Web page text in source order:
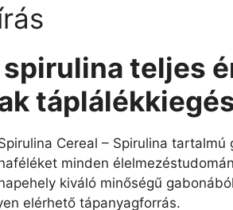
spirulina teljes
Cereal – Spirulina
minden
kiváló minőségű
elérhető tápanyagforrás.